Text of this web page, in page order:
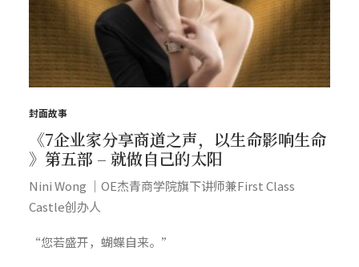
封面故事
《7企业家分享商道之声，以生命影响生命
》第五部 – 就做自己的太阳
Nini Wong ｜OE杰青商学院旗下讲师兼First Class
Castle创办人
“您若盛开，蝴蝶自来。”